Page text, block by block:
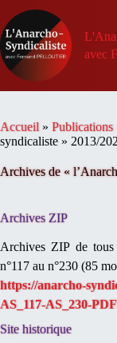
au
contenu
avec
Accueil » Publications
syndicaliste » 2013/
Archives de «
Archives ZIP
Archives ZIP de tous
n°117 au n°230 (85
https://anarcho-
AS_117-AS_230-
Site historique